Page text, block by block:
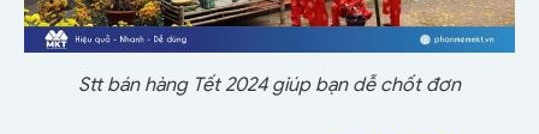
Stt bán hàng Tết 2024 giúp bạn dễ chốt đơn